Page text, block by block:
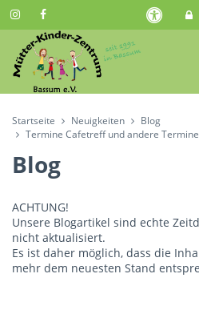
Startseite Neuigkeiten
Blog
Termine Cafetreff und andere Termine
Blog
ACHTUNG!
Unsere Blogartikel sind echte
nicht aktualisiert.
Es ist daher möglich, dass die
mehr dem neuesten Stand